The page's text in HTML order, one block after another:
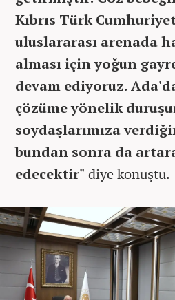
Kıbrıs Türk
uluslararası arenada
alması için yoğun
devam ediyoruz.
çözüme yönelik
soydaşlarımıza
bundan sonra da
edecektir" diye konuştu.